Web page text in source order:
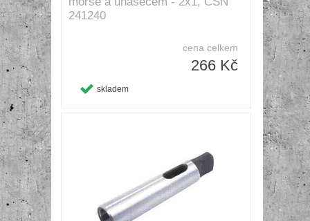
241240
cena celkem
266 Kč
skladem